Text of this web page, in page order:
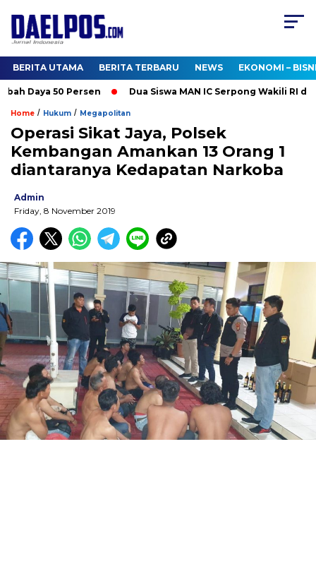
BERITA UTAMA BERITA TERBARU NEWS EKONOMI –
Daya 50 Persen Dua Siswa MAN IC Serpong Wakili RI di
Home / Hukum / Megapolitan
Operasi Sikat Jaya, Polsek
Kembangan Amankan 13 Orang 1
diantaranya Kedapatan Narkoba
Admin
Friday, 8 November 2019